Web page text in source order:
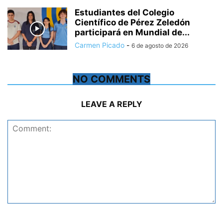
Estudiantes del Colegio
Científico de Pérez Zeledón
participará en Mundial de...
Carmen Picado - 6 de agosto de 2026
NO COMMENTS
LEAVE A REPLY